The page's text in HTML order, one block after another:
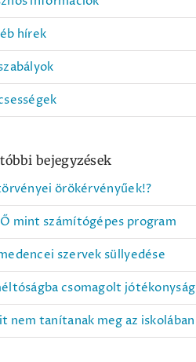
hírek
bejegyzések
örökérvényűek!?
mint számítógépes program
szervek süllyedése
csomagolt jótékonyság
nem tanítanak meg az iskolában